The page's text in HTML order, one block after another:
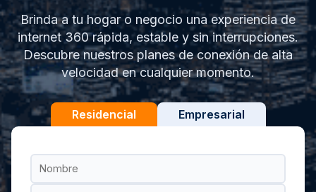
Brinda a tu hogar o negocio una experiencia de
internet 360 rápida, estable y sin interrupciones.
Descubre nuestros planes de conexión de alta
velocidad en cualquier momento.
Residencial Empresarial